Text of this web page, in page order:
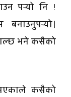
पर्‍यो नि !
भने कसैको
कसैको